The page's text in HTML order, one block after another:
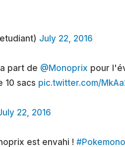
July 22, 2016
part de @Monoprix pour
10 sacs pic.twitter.com/
22, 2016
est envahi !